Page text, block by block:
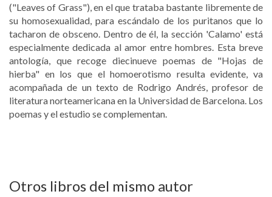
("Leaves of Grass"), en el que trataba bastante libremente de
su homosexualidad, para escándalo de los puritanos que lo
tacharon de obsceno. Dentro de él, la sección 'Calamo' está
especialmente dedicada al amor entre hombres. Esta breve
antología, que recoge diecinueve poemas de "Hojas de
hierba" en los que el homoerotismo resulta evidente, va
acompañada de un texto de Rodrigo Andrés, profesor de
literatura norteamericana en la Universidad de Barcelona. Los
poemas y el estudio se complementan.
Otros libros del mismo autor